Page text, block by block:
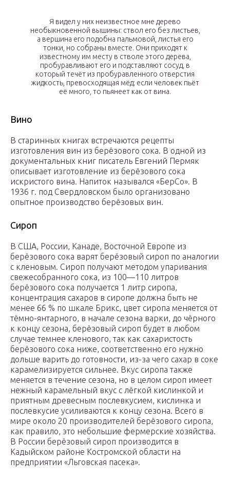
Я видел у них неизвестное мне дерево
необыкновенной вышины: ствол его без листьев,
а вершина его подобна пальмовой, листья его
тонки, но собраны вместе. Они приходят к
известному им месту в стволе этого дерева,
пробуравливают его и подставляют сосуд, в
который течёт из пробуравленного отверстия
жидкость, превосходящая мёд; если человек пьёт
её много, то пьянеет как от вина.
Вино
В старинных книгах встречаются рецепты
изготовления вин из берёзового сока. В одной из
документальных книг писатель Евгений Пермяк
описывает изготовление из берёзового сока
искристого вина. Напиток назывался «БерСо». В
1936 г. под Свердловском было организовано
опытное производство берёзовых вин.
Сироп
В США, России, Канаде, Восточной Европе из
берёзового сока варят берёзовый сироп по аналогии
с кленовым. Сироп получают методом упаривания
свежесобранного сока, из 100—110 литров
берёзового сока получается 1 литр сиропа,
концентрация сахаров в сиропе должна быть не
менее 66 % по шкале Брикс, цвет сиропа меняется от
тёмно-янтарного, в начале сезона варки, до чёрного
к концу сезона, берёзовый сироп будет в любом
случае темнее кленового, так как сахаристость
берёзового сока ниже, соответственно его нужно
дольше варить до готовности, из-за чего сахар в соке
карамелизируется сильнее. Вкус сиропа также
меняется в течение сезона, но в целом сироп имеет
нежный карамельный вкус с лёгкой кислинкой и
приятным древесным послевкусием, кислинка и
послевкусие усиливаются к концу сезона. Всего в
мире около 20 производителей берёзового сиропа,
как правило, это небольшие фермерские хозяйства.
В России берёзовый сироп производится в
Кадыйском районе Костромской области на
предприятии «Льговская пасека».